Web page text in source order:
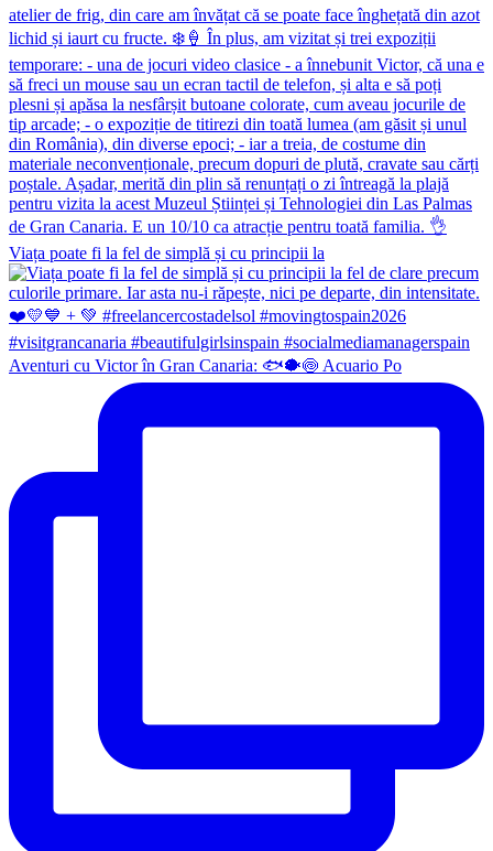
Viața poate fi la fel de simplă și cu principii la
Aventuri cu Victor în Gran Canaria: 🐟🐡🍥 Acuario Po